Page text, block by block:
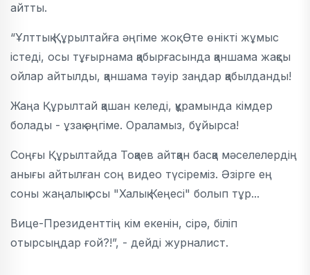
айтты.
“Ұлттық Құрылтайға әңгіме жоқ. Өте өнікті жұмыс
істеді, осы тұғырнама қабырғасында қаншама жақсы
ойлар айтылды, қаншама тәуір заңдар қабылданды!
Жаңа Құрылтай қашан келеді, құрамында кімдер
болады - ұзақ әңгіме. Ораламыз, бұйырса!
Соңғы Құрылтайда Тоқаев айтқан басқа мәселелердің
анығы айтылған соң видео түсіреміз. Әзірге ең
соны жаңалық осы "Халық Кеңесі" болып тұр...
Вице-Президенттің кім екенін, сірә, біліп
отырсыңдар ғой?!”, - дейді журналист.